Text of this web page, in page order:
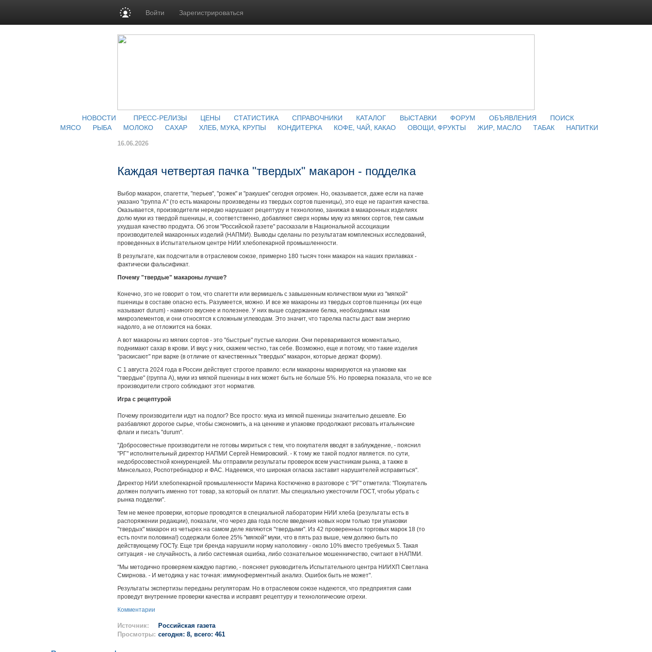
Войти Зарегистрироваться
НОВОСТИ ПРЕСС-РЕЛИЗЫ ЦЕНЫ СТАТИСТИКА СПРАВОЧНИКИ КАТАЛОГ ВЫСТАВКИ ФОРУМ ОБЪЯВЛЕНИЯ
ПОИСК
МЯСО
РЫБА МОЛОКО САХАР ХЛЕБ, МУКА, КРУПЫ КОНДИТЕРКА КОФЕ, ЧАЙ, КАКАО ОВОЩИ, ФРУКТЫ ЖИР, МАСЛО ТАБАК НАПИТКИ
16.06.2026
Каждая четвертая пачка "твердых" макарон - подделка
Выбор макарон, спагетти, "перьев", "рожек" и "ракушек" сегодня огромен. Но, оказывается, даже если на пачке
указано "группа А" (то есть макароны произведены из твердых сортов пшеницы), это еще не гарантия качества.
Оказывается, производители нередко нарушают рецептуру и технологию, занижая в макаронных изделиях
долю муки из твердой пшеницы, и, соответственно, добавляют сверх нормы муку из мягких сортов, тем самым
ухудшая качество продукта. Об этом "Российской газете" рассказали в Национальной ассоциации
производителей макаронных изделий (НАПМИ). Выводы сделаны по результатам комплексных исследований,
проведенных в Испытательном центре НИИ хлебопекарной промышленности.
В результате, как подсчитали в отраслевом союзе, примерно 180 тысяч тонн макарон на наших прилавках -
фактически фальсификат.
Почему "твердые" макароны лучше?
Конечно, это не говорит о том, что спагетти или вермишель с завышенным количеством муки из "мягкой"
пшеницы в составе опасно есть. Разумеется, можно. И все же макароны из твердых сортов пшеницы (их еще
называют durum) - намного вкуснее и полезнее. У них выше содержание белка, необходимых нам
микроэлементов, и они относятся к сложным углеводам. Это значит, что тарелка пасты даст вам энергию
надолго, а не отложится на боках.
А вот макароны из мягких сортов - это "быстрые" пустые калории. Они перевариваются моментально,
поднимают сахар в крови. И вкус у них, скажем честно, так себе. Возможно, еще и потому, что такие изделия
"раскисают" при варке (в отличие от качественных "твердых" макарон, которые держат форму).
С 1 августа 2024 года в России действует строгое правило: если макароны маркируются на упаковке как
"твердые" (группа А), муки из мягкой пшеницы в них может быть не больше 5%. Но проверка показала, что не все
производители строго соблюдают этот норматив.
Игра с рецептурой
Почему производители идут на подлог? Все просто: мука из мягкой пшеницы значительно дешевле. Ею
разбавляют дорогое сырье, чтобы сэкономить, а на ценнике и упаковке продолжают рисовать итальянские
флаги и писать "durum".
"Добросовестные производители не готовы мириться с тем, что покупателя вводят в заблуждение, - пояснил
"РГ" исполнительный директор НАПМИ Сергей Немировский. - К тому же такой подлог является. по сути,
недобросовестной конкуренцией. Мы отправили результаты проверок всем участникам рынка, а также в
Минсельхоз, Роспотребнадзор и ФАС. Надеемся, что широкая огласка заставит нарушителей исправиться".
Директор НИИ хлебопекарной промышленности Марина Костюченко в разговоре с "РГ" отметила: "Покупатель
должен получить именно тот товар, за который он платит. Мы специально ужесточили ГОСТ, чтобы убрать с
рынка подделки".
Тем не менее проверки, которые проводятся в специальной лаборатории НИИ хлеба (результаты есть в
распоряжении редакции), показали, что через два года после введения новых норм только три упаковки
"твердых" макарон из четырех на самом деле являются "твердыми". Из 42 проверенных торговых марок 18 (то
есть почти половина!) содержали более 25% "мягкой" муки, что в пять раз выше, чем должно быть по
действующему ГОСТу. Еще три бренда нарушили норму наполовину - около 10% вместо требуемых 5. Такая
ситуация - не случайность, а либо системная ошибка, либо сознательное мошенничество, считают в НАПМИ.
"Мы методично проверяем каждую партию, - поясняет руководитель Испытательного центра НИИХП Светлана
Смирнова. - И методика у нас точная: иммуноферментный анализ. Ошибок быть не может".
Результаты экспертизы переданы регуляторам. Но в отраслевом союзе надеются, что предприятия сами
проведут внутренние проверки качества и исправят рецептуру и технологические огрехи.
Комментарии
Источник:
Российская газета
Просмотры: сегодня: 8, всего: 461